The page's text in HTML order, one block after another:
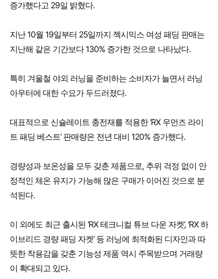
증가했다고 29일 밝혔다.
지난 10월 19일부터 25일까지 젝시믹스 여성 패딩 판매는
지난해 같은 기간보다 130% 증가한 것으로 나타났다.
특히 겨울철 야외 러닝을 준비하는 소비자가 늘면서 러닝
아우터에 대한 수요가 두드러졌다.
대표적으로 신슐레이트 충전재를 적용한 ‘RX 우먼즈 라이
트 패딩 베스트’ 판매량은 전년 대비 120% 증가했다.
경량성과 보온성을 모두 갖춘 제품으로, 추위 걱정 없이 안
정적인 체온 유지가 가능해 많은 구매가 이어진 것으로 분
석된다.
이 외에도 최근 출시된 ‘RX 테크니컬 튜브 다운 자켓’, ‘RX 하
이브리드 경량 패딩 자켓’ 등 러닝에 최적화된 디자인과 따
뜻한 착용감을 갖춘 기능성 제품 역시 주목받으며 거래량
이 확대되고 있다.